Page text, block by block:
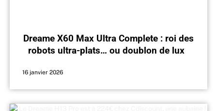
Dreame X60 Max Ultra Complete : roi des
robots ultra-plats… ou doublon de luxe
16 janvier 2026